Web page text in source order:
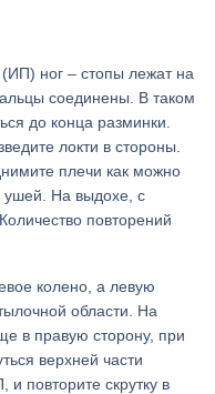
ног – стопы лежат на
соединены. В таком
до конца разминки.
локти в стороны.
плечи как можно
ушей. На выдохе, с
повторений
колено, а левую
области. На
в правую сторону, при
верхней части
повторите скрутку в